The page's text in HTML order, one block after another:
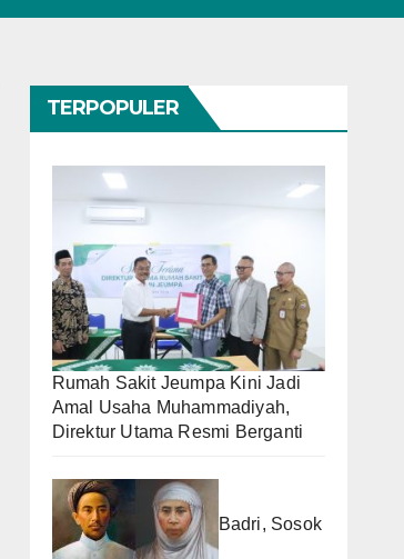
TERPOPULER
Rumah Sakit Jeumpa Kini Jadi
Amal Usaha Muhammadiyah,
Direktur Utama Resmi Berganti
Badri, Sosok